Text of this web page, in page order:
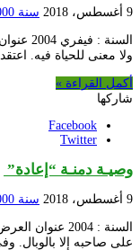
9 أغسطس، 2018 سنة 2000 — سنة 2009
ولا معنى للحياة فيه.
أكمل القراءة »
شاركها
Facebook
Twitter
وصيـة دمنـة “إعادة”
9 أغسطس، 2018 سنة 2000 — سنة 2009
السنة :
على صاحبه إلا بالوبال.